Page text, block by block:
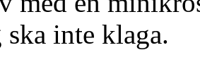
ska inte klaga.